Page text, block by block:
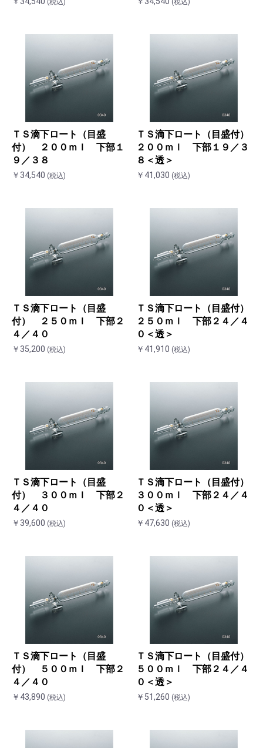
(税込) (税込)
ＴＳ滴下ロート（目盛
付） ２００ｍｌ 下部１
９／３８
￥34,540 (税込)
ＴＳ滴下ロート（目盛付）
２００ｍｌ 下部１９／３
８＜透＞
￥41,030 (税込)
ＴＳ滴下ロート（目盛
付） ２５０ｍｌ 下部２
４／４０
￥35,200 (税込)
ＴＳ滴下ロート（目盛付）
２５０ｍｌ 下部２４／４
０＜透＞
￥41,910 (税込)
ＴＳ滴下ロート（目盛
付） ３００ｍｌ 下部２
４／４０
￥39,600 (税込)
ＴＳ滴下ロート（目盛付）
３００ｍｌ 下部２４／４
０＜透＞
￥47,630 (税込)
ＴＳ滴下ロート（目盛
付） ５００ｍｌ 下部２
４／４０
￥43,890 (税込)
ＴＳ滴下ロート（目盛付）
５００ｍｌ 下部２４／４
０＜透＞
￥51,260 (税込)